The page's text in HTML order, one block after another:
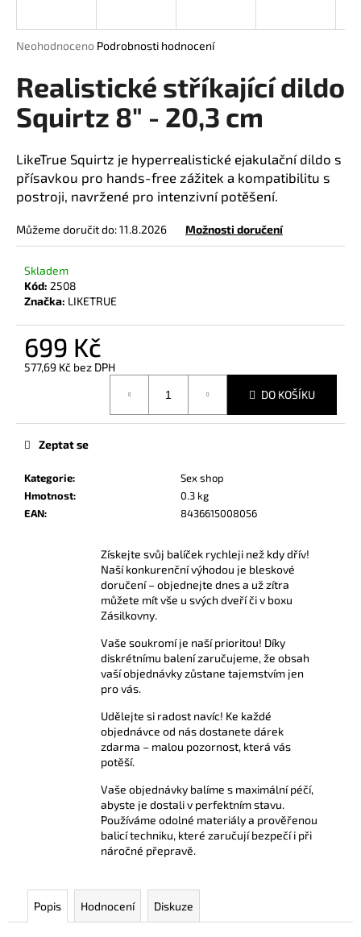
Průměrné
produktu
je
0,0
z
hvězdiček.
Neohodnoceno Podrobnosti hodnocení
Realistické stříkající dildo
Squirtz 8" - 20,3 cm
LikeTrue Squirtz je hyperrealistické ejakulační dildo s
přísavkou pro hands-free zážitek a kompatibilitu s
postroji, navržené pro intenzivní potěšení.
Můžeme doručit do:11.8.2026 Možnosti doručení
Skladem
Kód: 2508
Značka: LIKETRUE
699 Kč
577,69 Kč bez DPH
DO KOŠÍKU
Kategorie:
Sex shop
Hmotnost:
0.3 kg
EAN: 8436615008056
Zeptat se
Získejte svůj balíček rychleji než kdy dřív!
Naší konkurenční výhodou je bleskové
doručení – objednejte dnes a už zítra
můžete mít vše u svých dveří či v boxu
Zásilkovny.
Vaše soukromí je naší prioritou! Díky
diskrétnímu balení zaručujeme, že obsah
vaší objednávky zůstane tajemstvím jen
pro vás.
Udělejte si radost navíc! Ke každé
objednávce od nás dostanete dárek
zdarma – malou pozornost, která vás
potěší.
Vaše objednávky balíme s maximální péčí,
abyste je dostali v perfektním stavu.
Používáme odolné materiály a prověřenou
balicí techniku, které zaručují bezpečí i při
náročné přepravě.
Popis Hodnocení Diskuze
j
t
?
HLEDAT
o
p
o
r
e
m
AMYL
TITANIUM